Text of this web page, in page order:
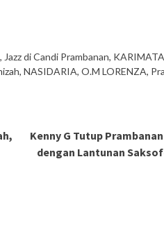
, Jazz di Candi Prambanan,
,NASIDARIA,O.M LORENZA,
Kenny G Tutup
dengan Lantunan